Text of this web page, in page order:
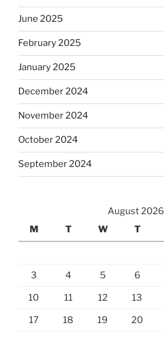
June 2025
February 2025
January 2025
December 2024
November 2024
October 2024
September 2024
August 2026
M
T W T
3 4 5 6
10 11 12 13
17 18 19 20